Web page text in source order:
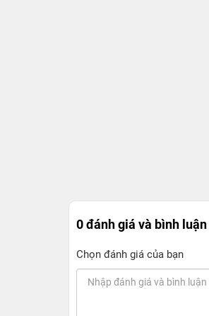
0 đánh giá và bình luận
Chọn đánh giá của bạn